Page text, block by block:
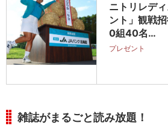
ニトリレデ
ント」観戦
0組40名…
プレゼント
雑誌がまるごと読み放題！